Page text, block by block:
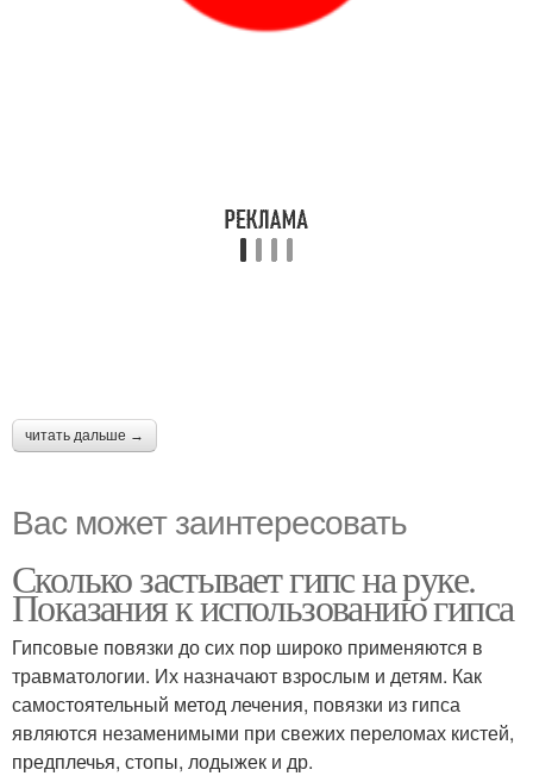
читать дальше →
Вас может заинтересовать
Сколько застывает гипс на руке.
Показания к использованию гипса
Гипсовые повязки до сих пор широко применяются в
травматологии. Их назначают взрослым и детям. Как
самостоятельный метод лечения, повязки из гипса
являются незаменимыми при свежих переломах кистей,
предплечья, стопы, лодыжек и др.